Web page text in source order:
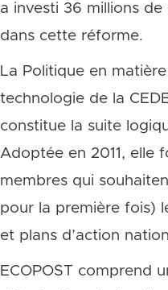
a investi 36 millions
dans cette réforme.
La Politique en
technologie de la
constitue la suite
Adoptée en 2011, elle
membres qui
pour la première fois)
et plans d’action
ECOPOST comprend